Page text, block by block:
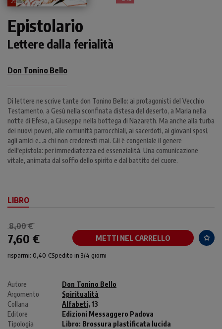
Epistolario
Lettere dalla ferialità
Don Tonino Bello
Di lettere ne scrive tante don Tonino Bello: ai protagonisti del Vecchio
Testamento, a Gesù nella sconfinata distesa del deserto, a Maria nella
notte di Efeso, a Giuseppe nella bottega di Nazareth. Ma anche alla turba
dei nuovi poveri, alle comunità parrocchiali, ai sacerdoti, ai giovani sposi,
agli amici e…a chi non crederesti mai. Gli è congeniale il genere
dell'epistola: per immediatezza ed essenzialità. Una comunicazione
vitale, animata dal soffio dello spirito e dal battito del cuore.
LIBRO
8,00 €
7,60 € METTI NEL CARRELLO
risparmi: 0,40 €Spedito in 3/4 giorni
Autore
Don Tonino Bello
Argomento
Spiritualità
Collana
Alfabeti, 13
Editore
Edizioni Messaggero Padova
Tipologia
Libro: Brossura plastificata lucida